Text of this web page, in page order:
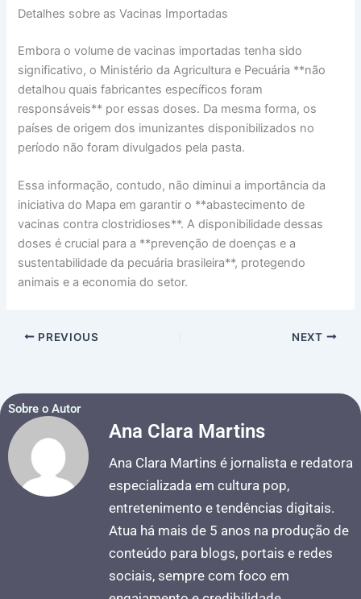
Detalhes sobre as Vacinas Importadas
Embora o volume de vacinas importadas tenha sido
significativo, o Ministério da Agricultura e Pecuária **não
detalhou quais fabricantes específicos foram
responsáveis** por essas doses. Da mesma forma, os
países de origem dos imunizantes disponibilizados no
período não foram divulgados pela pasta.
Essa informação, contudo, não diminui a importância da
iniciativa do Mapa em garantir o **abastecimento de
vacinas contra clostridioses**. A disponibilidade dessas
doses é crucial para a **prevenção de doenças e a
sustentabilidade da pecuária brasileira**, protegendo
animais e a economia do setor.
PREVIOUS NEXT
Sobre o Autor
Ana Clara Martins
Ana Clara Martins é jornalista e redatora
especializada em cultura pop,
entretenimento e tendências digitais.
Atua há mais de 5 anos na produção de
conteúdo para blogs, portais e redes
sociais, sempre com foco em